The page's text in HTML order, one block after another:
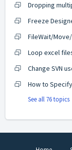
Dropping
Freeze
FileWait/
Loop excel
Change SVN
How to
See all 76 topics